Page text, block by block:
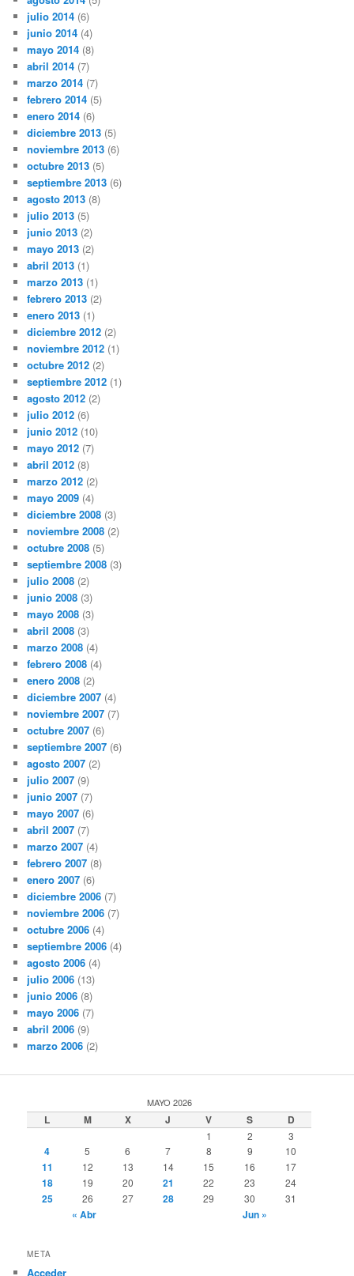
julio 2014 (6)
junio 2014 (4)
mayo 2014 (8)
abril 2014 (7)
marzo 2014 (7)
febrero 2014 (5)
enero 2014 (6)
diciembre 2013 (5)
noviembre 2013 (6)
octubre 2013 (5)
septiembre 2013 (6)
agosto 2013 (8)
julio 2013 (5)
junio 2013 (2)
mayo 2013 (2)
abril 2013 (1)
marzo 2013 (1)
febrero 2013 (2)
enero 2013 (1)
diciembre 2012 (2)
noviembre 2012 (1)
octubre 2012 (2)
septiembre 2012 (1)
agosto 2012 (2)
julio 2012 (6)
junio 2012 (10)
mayo 2012 (7)
abril 2012 (8)
marzo 2012 (2)
mayo 2009 (4)
diciembre 2008 (3)
noviembre 2008 (2)
octubre 2008 (5)
septiembre 2008 (3)
julio 2008 (2)
junio 2008 (3)
mayo 2008 (3)
abril 2008 (3)
marzo 2008 (4)
febrero 2008 (4)
enero 2008 (2)
diciembre 2007 (4)
noviembre 2007 (7)
octubre 2007 (6)
septiembre 2007 (6)
agosto 2007 (2)
julio 2007 (9)
junio 2007 (7)
mayo 2007 (6)
abril 2007 (7)
marzo 2007 (4)
febrero 2007 (8)
enero 2007 (6)
diciembre 2006 (7)
noviembre 2006 (7)
octubre 2006 (4)
septiembre 2006 (4)
agosto 2006 (4)
julio 2006 (13)
junio 2006 (8)
mayo 2006 (7)
abril 2006 (9)
marzo 2006 (2)
MAYO 2026
L M X J V S D
1 2 3
4 5 6 7 8 9 10
11 12 13 14 15 16 17
18 19 20 21 22 23 24
25 26 27 28 29 30 31
« Abr Jun »
META
Acceder